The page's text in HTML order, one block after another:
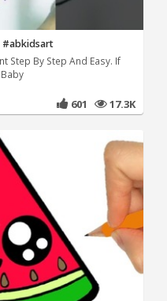
#abkidsart
Step By Step And Easy. If
601 17.3K